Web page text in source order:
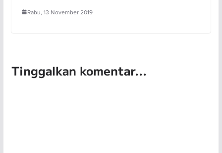
Rabu, 13 November 2019
Tinggalkan komentar...